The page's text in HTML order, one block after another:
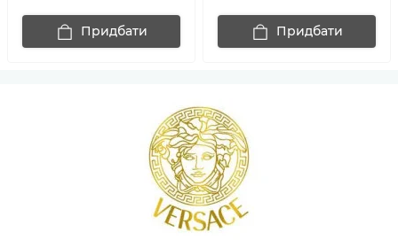
Придбати Придбати